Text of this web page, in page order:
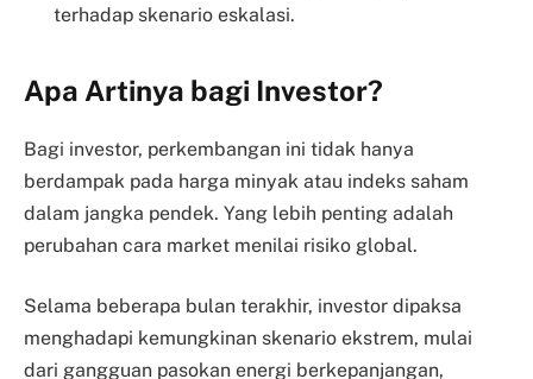
terhadap skenario eskalasi.
Apa Artinya bagi Investor?
Bagi investor, perkembangan ini tidak hanya
berdampak pada harga minyak atau indeks saham
dalam jangka pendek. Yang lebih penting adalah
perubahan cara market menilai risiko global.
Selama beberapa bulan terakhir, investor dipaksa
menghadapi kemungkinan skenario ekstrem, mulai
dari gangguan pasokan energi berkepanjangan,